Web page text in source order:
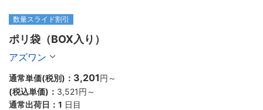
数量スライド割引
ポリ袋（BOX入り）
アズワン
通常単価(税別)： 3,201円 ～
(税込単価)： 3,521円 ～
通常出荷日： 1 日目